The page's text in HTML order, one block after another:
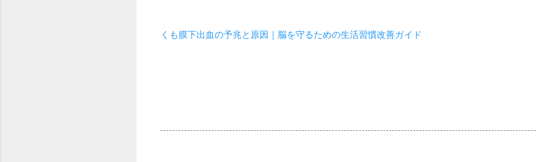
くも膜下出血の予兆と原因｜脳を守るための生活習慣改善ガイド